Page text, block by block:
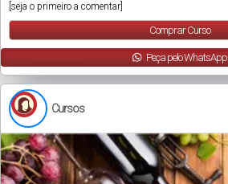
[seja o primeiro a comentar]
Comprar Curso
Peça pelo WhatsApp
Cursos